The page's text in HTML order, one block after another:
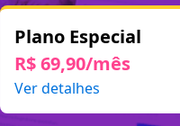
Plano Especial
R$ 69,90/mês
Ver detalhes